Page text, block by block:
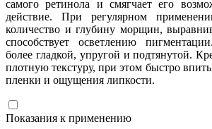
самого ретинола и смягчает его
действие. При регулярном
количество и глубину морщин,
способствует осветлению
более гладкой, упругой и подтянутой.
плотную текстуру, при этом быстро
пленки и ощущения липкости.
Показания к применению